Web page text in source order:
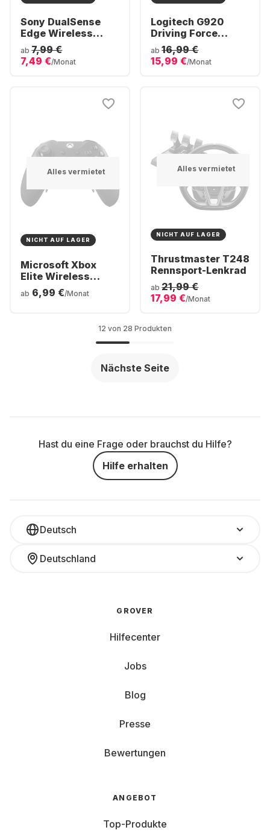
Sony DualSense
Edge Wireless
Controller
ab 7,99 €
7,49 €/Monat
Logitech G920
Driving Force
Racing-Lenkrad
ab 16,99 €
15,99 €/Monat
Alles vermietet
NICHT AUF LAGER
Microsoft Xbox
Elite Wireless
Controller Series 2
ab 6,99 €/Monat
Alles vermietet
NICHT AUF LAGER
Thrustmaster T248
Rennsport-Lenkrad
ab 21,99 €
17,99 €/Monat
12 von 28 Produkten
Nächste Seite
Hast du eine Frage oder brauchst du Hilfe?
Hilfe erhalten
Deutsch
Deutschland
GROVER
Hilfecenter
Jobs
Blog
Presse
Bewertungen
ANGEBOT
Top-Produkte